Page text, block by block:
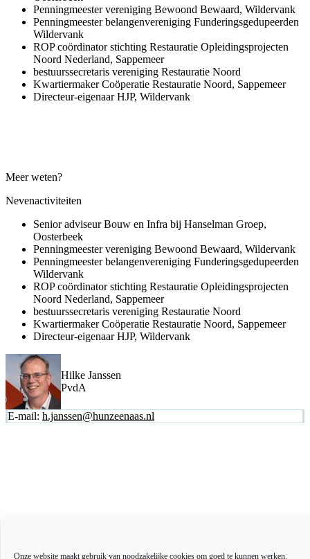
Onze website maakt gebruik van noodzakelijke cookies om goed te kunnen werken.
Penningmeester vereniging Bewoond Bewaard, Wildervank
Penningmeester belangenvereniging Funderingsgedupeerden
Wildervank
ROP coördinator stichting Restauratie Opleidingsprojecten
Noord Nederland, Sappemeer
bestuurssecretaris vereniging Restauratie Noord
Kwartiermaker Coöperatie Restauratie Noord, Sappemeer
Directeur-eigenaar HJP, Wildervank
Meer weten?
Nevenactiviteiten
Senior adviseur Bouw en Infra bij Hanselman Groep,
Oosterbeek
Penningmeester vereniging Bewoond Bewaard, Wildervank
Penningmeester belangenvereniging Funderingsgedupeerden
Wildervank
ROP coördinator stichting Restauratie Opleidingsprojecten
Noord Nederland, Sappemeer
bestuurssecretaris vereniging Restauratie Noord
Kwartiermaker Coöperatie Restauratie Noord, Sappemeer
Directeur-eigenaar HJP, Wildervank
Hilke Janssen
PvdA
E-mail: h.janssen@hunzeenaas.nl
Over ons